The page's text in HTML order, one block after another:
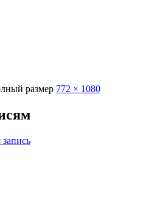
размер 772 × 1080